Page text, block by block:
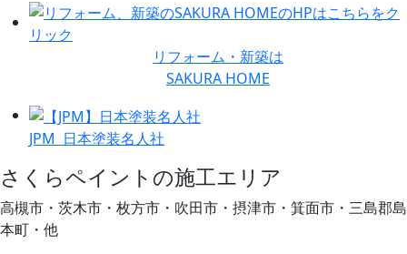
リフォーム・新築は
SAKURA HOME
JPM 日本塗装名人社
さくらペイントの施工エリア
高槻市・茨木市・枚方市・吹田市・摂津市・箕面市・三島郡島
本町・他